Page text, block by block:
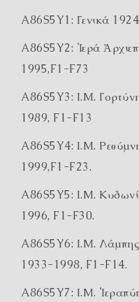
A86S5Y1: Γενικά
A86S5Y2: Ἱερά
1995,F1-F73
A86S5Y3: Ι.Μ.
1989, F1-F13
A86S5Y4: Ι.Μ.
1999,F1-F23.
A86S5Y5: Ι.Μ.
1996, F1-F30.
A86S5Y6: Ι.Μ.
1933-1998, F1-F14.
A86S5Y7: Ι.Μ.